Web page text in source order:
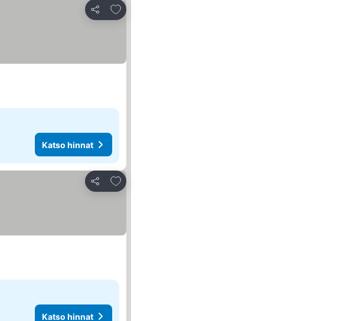
Jaa
Lisää suosikkeihin
Katso hinnat
Jaa
Lisää suosikkeihin
Katso hinnat